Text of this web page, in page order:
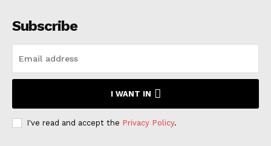
Subscribe
I WANT IN
I've read and accept the Privacy Policy.